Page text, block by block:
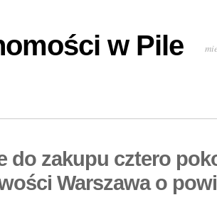
w Pile
do zakupu cztero
Warszawa o